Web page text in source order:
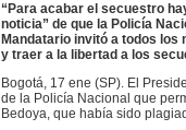
“Para acabar el secuestro
noticia” de que la Policía
Mandatario invitó a todos los
y traer a la libertad a los
Bogotá, 17 ene (SP). El
de la Policía Nacional que
Bedoya, que había sido